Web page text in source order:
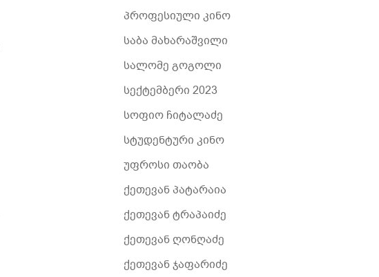
პროფესიული კინო
საბა მახარაშვილი
სალომე გოგოლი
სექტემბერი 2023
სოფიო ჩიტალაძე
სტუდენტური კინო
უფროსი თაობა
ქეთევან პატარაია
ქეთევან ტრაპაიძე
ქეთევან ღონღაძე
ქეთევან ჯაფარიძე